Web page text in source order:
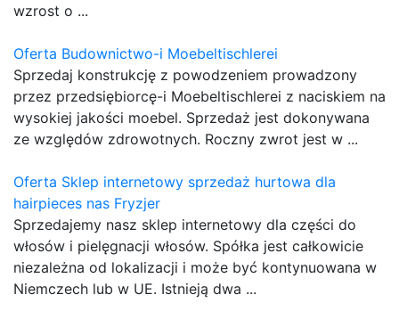
wzrost o ...
Oferta Budownictwo-i Moebeltischlerei
Sprzedaj konstrukcję z powodzeniem prowadzony
przez przedsiębiorcę-i Moebeltischlerei z naciskiem na
wysokiej jakości moebel. Sprzedaż jest dokonywana
ze względów zdrowotnych. Roczny zwrot jest w ...
Oferta Sklep internetowy sprzedaż hurtowa dla
hairpieces nas Fryzjer
Sprzedajemy nasz sklep internetowy dla części do
włosów i pielęgnacji włosów. Spółka jest całkowicie
niezależna od lokalizacji i może być kontynuowana w
Niemczech lub w UE. Istnieją dwa ...